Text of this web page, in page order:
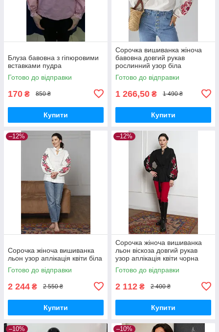
Блуза бавовна з гіпюровими
вставками пудра
Готово до відправки
170 ₴ 850 ₴
Купити
Сорочка вишиванка жіноча
бавовна довгий рукав
рослинний узор біла
Готово до відправки
1 266,50 ₴ 1 490 ₴
Купити
–12%
Сорочка жіноча вишиванка
льон узор аплікація квіти біла
Готово до відправки
2 244 ₴ 2 550 ₴
Купити
–12%
Сорочка жіноча вишиванка
льон віскоза довгий рукав
узор аплікація квіти чорна
Готово до відправки
2 112 ₴ 2 400 ₴
Купити
–10% –10%